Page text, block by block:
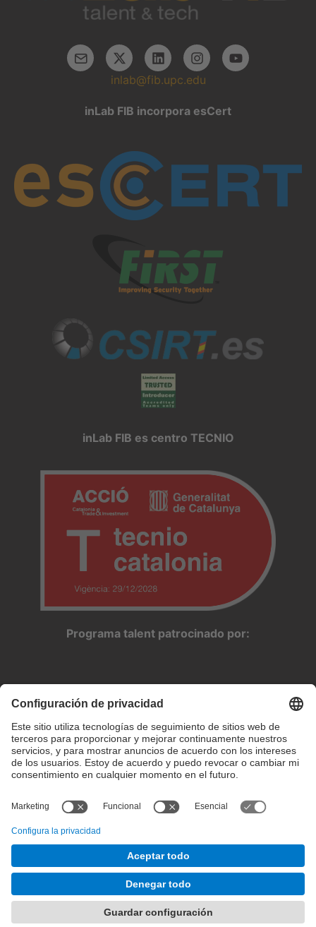
inlab@fib.upc.edu
inLab FIB incorpora esCert
inLab FIB es centro TECNIO
Programa talent patrocinado por:
Configuración de privacidad
Condiciones de uso